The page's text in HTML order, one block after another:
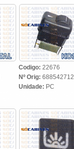
Codigo: 22676
Nº Orig:
Unidade: PC